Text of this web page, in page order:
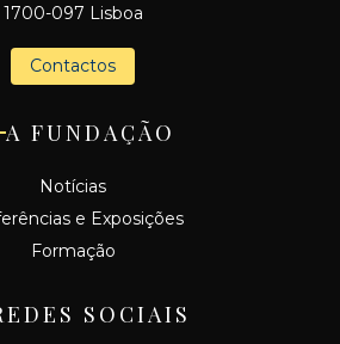
1700-097 Lisboa
Contactos
A FUNDAÇÃO
Notícias
e Exposições
Formação
SOCIAIS